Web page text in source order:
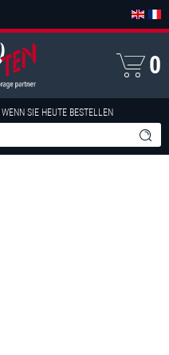
WENN SIE HEUTE BESTELLEN
0